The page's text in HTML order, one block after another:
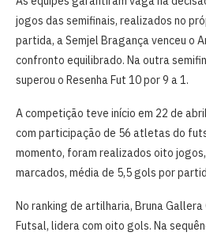
jogos das semifinais, realizados no
partida, a Semjel Bragança venceu o
confronto equilibrado. Na outra
superou o Resenha Fut 10 por 9 a 1.
A competição teve início em 22 de
com participação de 56 atletas do
momento, foram realizados oito
marcados, média de 5,5 gols por
No ranking de artilharia, Bruna
Futsal, lidera com oito gols. Na